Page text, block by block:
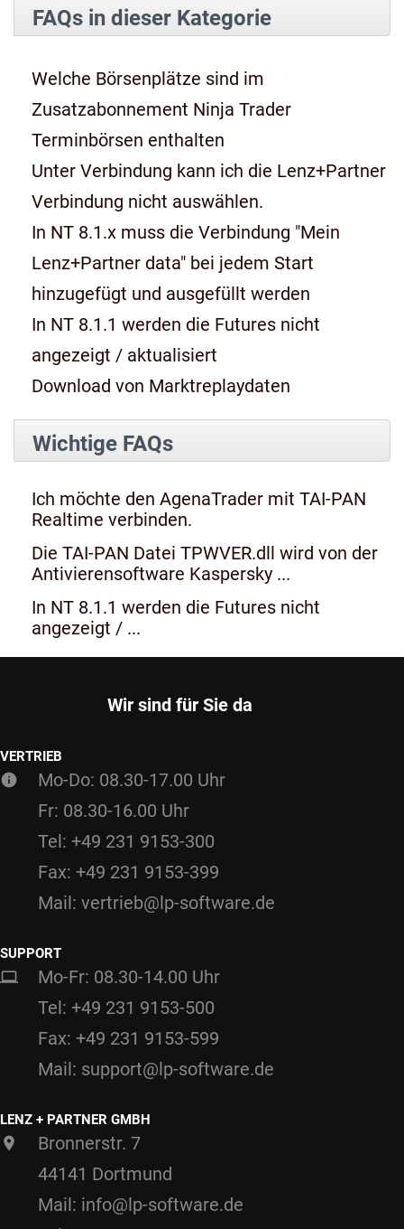
FAQs in dieser Kategorie
Welche Börsenplätze sind im
Zusatzabonnement Ninja Trader
Terminbörsen enthalten
Unter Verbindung kann ich die Lenz+Partner
Verbindung nicht auswählen.
In NT 8.1.x muss die Verbindung "Mein
Lenz+Partner data" bei jedem Start
hinzugefügt und ausgefüllt werden
In NT 8.1.1 werden die Futures nicht
angezeigt / aktualisiert
Download von Marktreplaydaten
Wichtige FAQs
Ich möchte den AgenaTrader mit TAI-PAN
Realtime verbinden.
Die TAI-PAN Datei TPWVER.dll wird von der
Antivierensoftware Kaspersky ...
In NT 8.1.1 werden die Futures nicht
angezeigt / ...
Wir sind für Sie da
VERTRIEB
Mo-Do: 08.30-17.00 Uhr
Fr: 08.30-16.00 Uhr
Tel: +49 231 9153-300
Fax: +49 231 9153-399
Mail: vertrieb@lp-software.de
SUPPORT
Mo-Fr: 08.30-14.00 Uhr
Tel: +49 231 9153-500
Fax: +49 231 9153-599
Mail: support@lp-software.de
LENZ + PARTNER GMBH
Bronnerstr. 7
44141 Dortmund
Mail: info@lp-software.de